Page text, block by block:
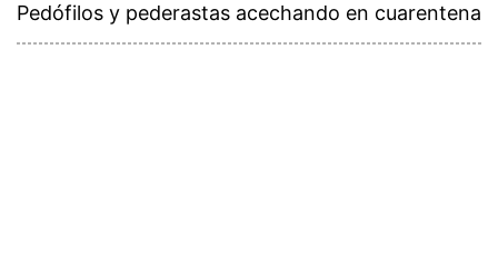
Pedófilos y pederastas acechando en cuarentena